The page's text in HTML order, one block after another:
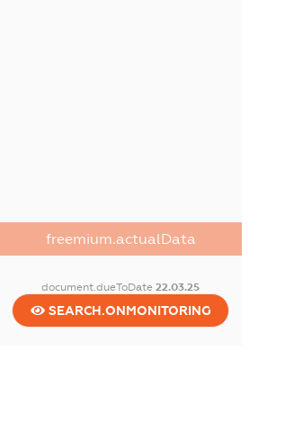
freemium.actualData
document.dueToDate22.03.25
SEARCH.ONMONITORING